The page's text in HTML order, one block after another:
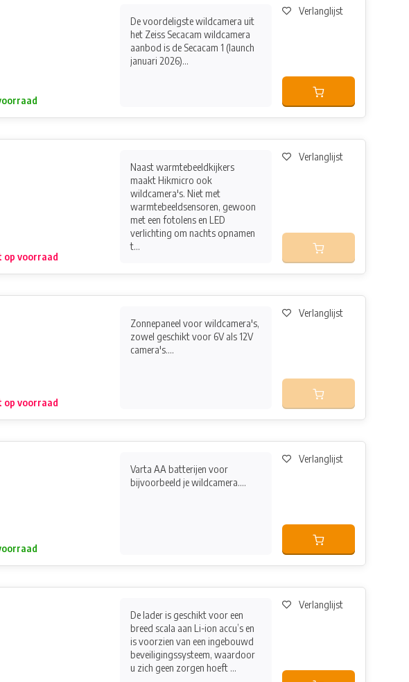
De voordeligste wildcamera uit
het Zeiss Secacam wildcamera
aanbod is de Secacam 1 (launch
januari 2026)...
Verlanglijst
op voorraad
Naast warmtebeeldkijkers
maakt Hikmicro ook
wildcamera's. Niet met
warmtebeeldsensoren, gewoon
met een fotolens en LED
verlichting om nachts opnamen
t...
Verlanglijst
op voorraad
Zonnepaneel voor wildcamera's,
zowel geschikt voor 6V als 12V
camera's....
Verlanglijst
Varta AA batterijen voor
bijvoorbeeld je wildcamera....
Verlanglijst
De lader is geschikt voor een
breed scala aan Li-ion accu’s en
is voorzien van een ingebouwd
beveiligingssysteem, waardoor
u zich geen zorgen hoeft ...
Verlanglijst